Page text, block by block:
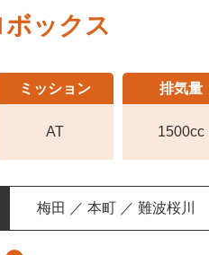
ボックス
ミッション 排気量
AT 1500cc
梅田 ／ 本町 ／ 難波桜川